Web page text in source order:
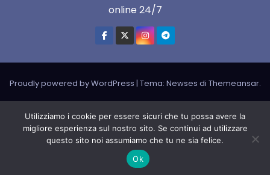
online 24/7
Proudly powered by WordPress | Tema: Newses di Themeansar.
LIVE RADIO
RADIONORDEST
Il mio account
SPORT FURLAN PAR FURLAN – In collaborazione con A.S.F.
Utilizziamo i cookie per essere sicuri che tu possa avere la
migliore esperienza sul nostro sito. Se continui ad utilizzare
questo sito noi assumiamo che tu ne sia felice.
Ok